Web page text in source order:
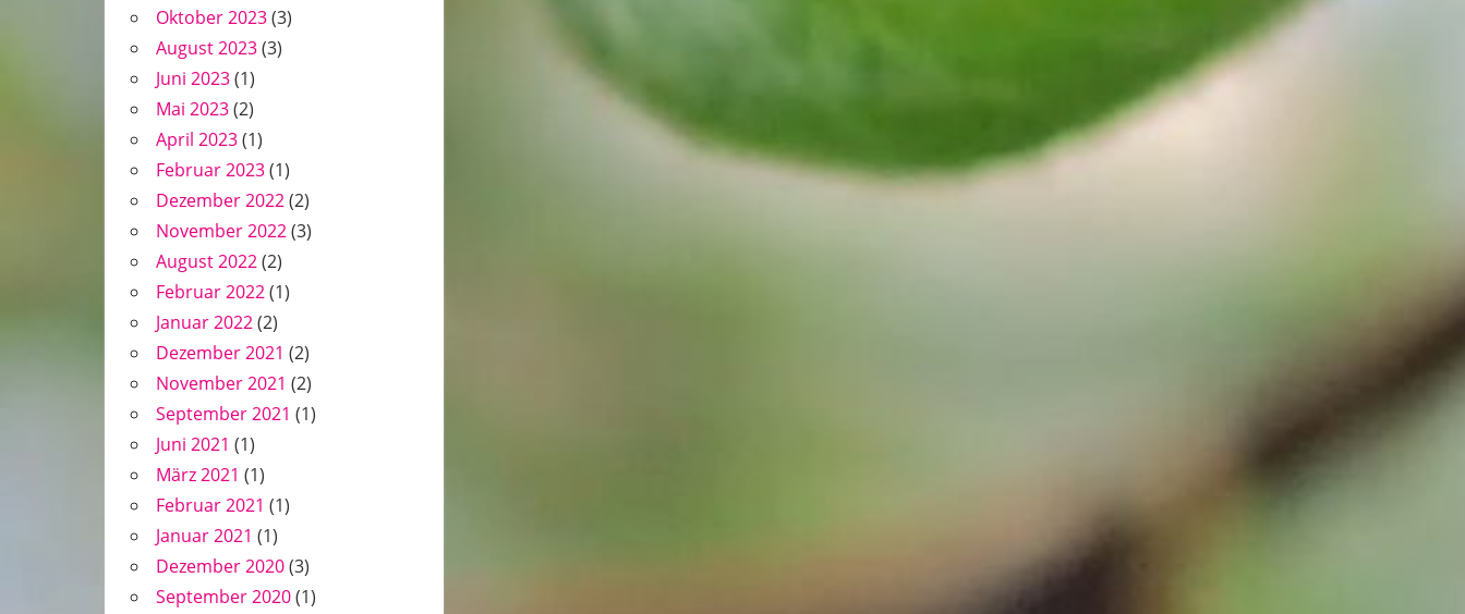
Oktober 2023(3)
August 2023(3)
Juni 2023(1)
Mai 2023(2)
April 2023(1)
Februar 2023(1)
Dezember 2022(2)
November 2022(3)
August 2022(2)
Februar 2022(1)
Januar 2022(2)
Dezember 2021 (2)
November 2021 (2)
September 2021 (1)
Juni 2021 (1)
März 2021 (1)
Februar 2021 (1)
Januar 2021 (1)
Dezember 2020(3)
September 2020(1)